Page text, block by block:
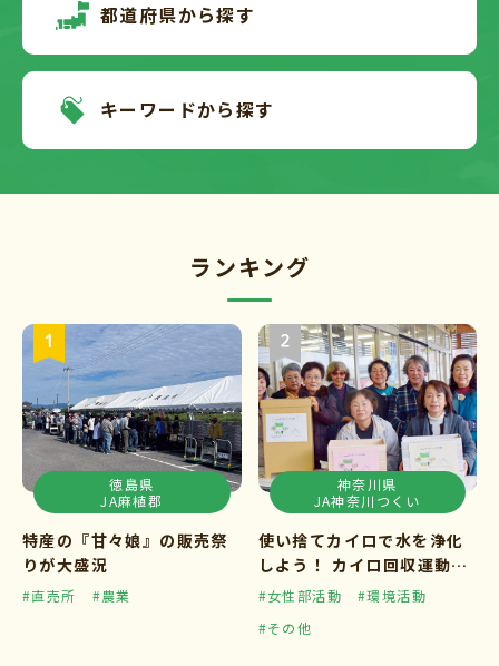
都道府県から探す
キーワードから探す
ランキング
徳島県
JA麻植郡
特産の『甘々娘』の販売祭
りが大盛況
#直売所 #農業
神奈川県
JA神奈川つくい
使い捨てカイロで水を浄化
しよう！ カイロ回収運動ス
タート
#女性部活動
#環境活動
#その他